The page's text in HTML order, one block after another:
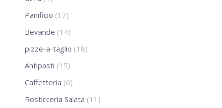
Panificio (17)
Bevande (14)
pizze-a-taglio (18)
Antipasti (15)
Caffetteria (6)
Rosticceria Salata (11)